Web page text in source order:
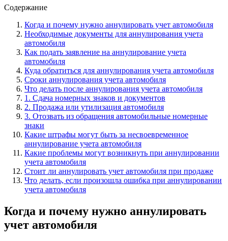
Содержание
Когда и почему нужно аннулировать учет автомобиля
Необходимые документы для аннулирования учета
автомобиля
Как подать заявление на аннулирование учета
автомобиля
Куда обратиться для аннулирования учета автомобиля
Сроки аннулирования учета автомобиля
Что делать после аннулирования учета автомобиля
1. Сдача номерных знаков и документов
2. Продажа или утилизация автомобиля
3. Отозвать из обращения автомобильные номерные
знаки
Какие штрафы могут быть за несвоевременное
аннулирование учета автомобиля
Какие проблемы могут возникнуть при аннулировании
учета автомобиля
Стоит ли аннулировать учет автомобиля при продаже
Что делать, если произошла ошибка при аннулировании
учета автомобиля
Когда и почему нужно аннулировать
учет автомобиля